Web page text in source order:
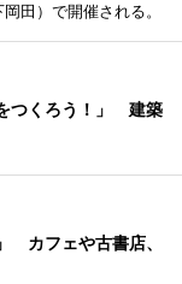
田）で開催される。
つくろう！」 建築
カフェや古書店、